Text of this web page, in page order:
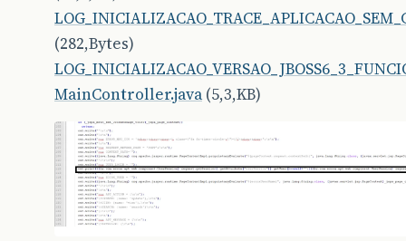
(282,Bytes)
MainController.java (5,3,KB)